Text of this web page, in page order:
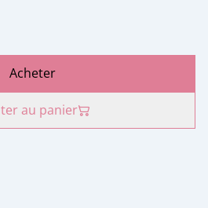
Acheter
au panier